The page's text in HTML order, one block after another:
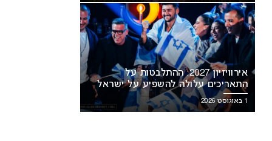
אירוויזיון 2027: ההתלבטות על
התאריכים עלולה להשפיע על ישראל
1 באוגוסט 2026